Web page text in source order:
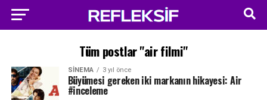
Tüm postlar "air filmi"
SINEMA 3 yıl önce
Büyümesi gereken iki markanın hikayesi: Air
#inceleme